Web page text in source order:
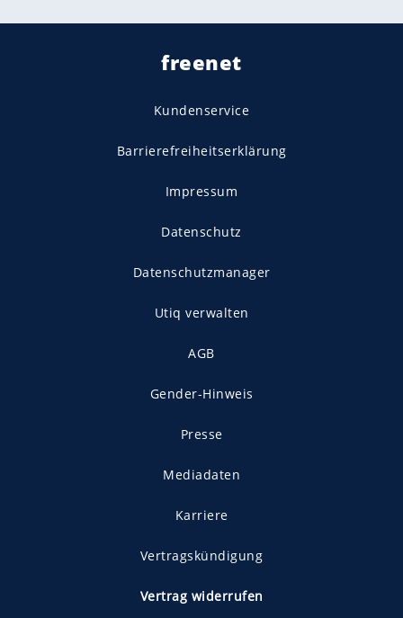
freenet
Kundenservice
Barrierefreiheitserklärung
Impressum
Datenschutz
Datenschutzmanager
Utiq verwalten
AGB
Gender-Hinweis
Presse
Mediadaten
Karriere
Vertragskündigung
Vertrag widerrufen